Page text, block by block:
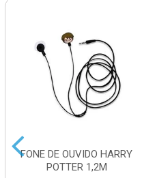
FONE DE OUVIDO HARRY
POTTER 1,2M